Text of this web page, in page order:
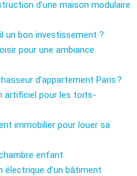
d’une maison modulaire
un bon investissement ?
pour une ambiance
d’appartement Paris ?
artificiel pour les toits-
immobilier pour louer sa
enfant
électrique d’un bâtiment